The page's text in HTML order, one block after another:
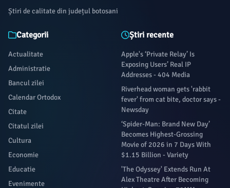
Știri de calitate din județul botosani
Categorii
Actualitate
Administratie
Bancul zilei
Calendar Ortodox
Citate
Citatul zilei
Cultura
Economie
Educatie
Evenimente
Știri recente
Apple's ‘Private Relay’ Is
Exposing Users’ Real IP
Addresses - 404 Media
Riverhead woman gets 'rabbit
fever' from cat bite, doctor says -
Newsday
‘Spider-Man: Brand New Day’
Becomes Highest-Grossing
Movie of 2026 in 7 Days With
$1.15 Billion - Variety
'The Odyssey' Extends Run At
Alex Theatre After Becoming